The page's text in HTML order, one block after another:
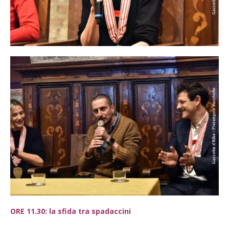
ORE 11.30: la sfida tra spadaccini